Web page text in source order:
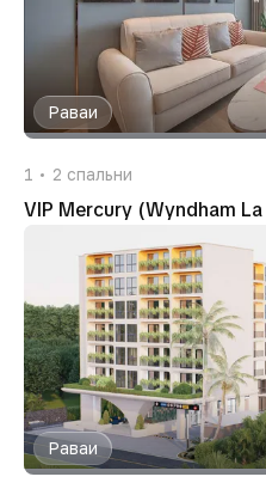
Раваи
1 2 спальни
VIP Mercury (Wyndham
Раваи